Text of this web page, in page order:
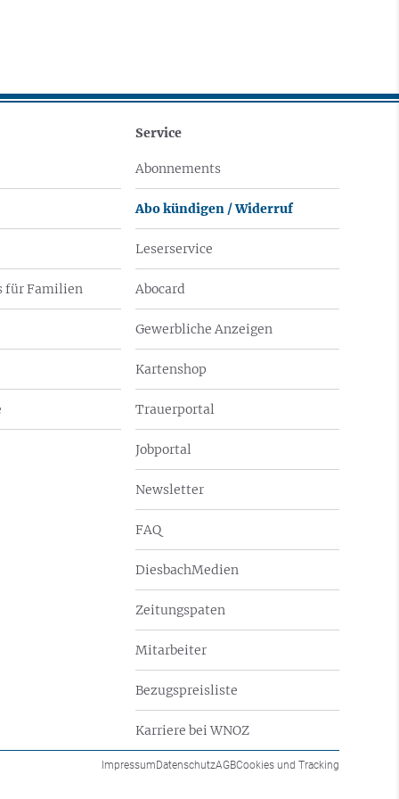
für Familien
Service
Abonnements
Abo kündigen / Widerruf
Leserservice
Abocard
Gewerbliche Anzeigen
Kartenshop
Trauerportal
Jobportal
Newsletter
FAQ
DiesbachMedien
Zeitungspaten
Mitarbeiter
Bezugspreisliste
Karriere bei WNOZ
ImpressumDatenschutzAGBCookies und Tracking